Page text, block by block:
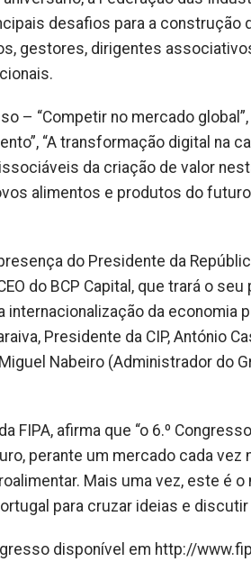
desafios para a construção
gestores, dirigentes
– “Competir no mercado
“A transformação digital na
da criação de valor
alimentos e produtos do
do Presidente da
do BCP Capital, que trará o
internacionalização da economia
Presidente da CIP, António
Miguel Nabeiro (Administrador do
FIPA, afirma que “o 6.º
perante um mercado cada
Mais uma vez, este é
para cruzar ideias e
disponível em http://